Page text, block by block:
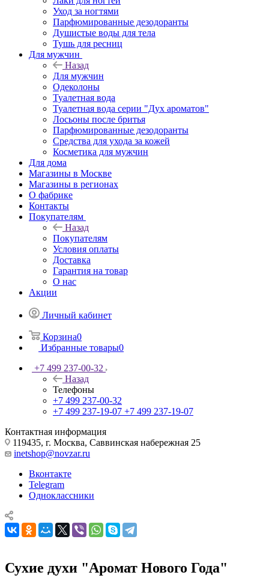
Уход за ногтями
Парфюмированные дезодоранты
Душистые воды для тела
Тушь для ресниц
Для мужчин
Назад
Для мужчин
Одеколоны
Туалетная вода
Туалетная вода серии "Дух ароматов"
Лосьоны после бритья
Парфюмированные дезодоранты
Средства для ухода за кожей
Косметика для мужчин
Для дома
Магазины в Москве
Магазины в регионах
О фабрике
Контакты
Покупателям
Назад
Покупателям
Условия оплаты
Доставка
Гарантия на товар
О нас
Акции
Личный кабинет
Корзина0
Избранные товары0
+7 499 237-00-32
Назад
Телефоны
+7 499 237-00-32
+7 499 237-19-07 +7 499 237-19-07
Контактная информация
119435, г. Москва, Саввинская набережная 25
inetshop@novzar.ru
Вконтакте
Telegram
Одноклассники
Сухие духи "Аромат Нового Года"